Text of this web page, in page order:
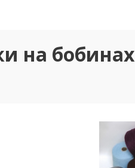
на бобинах